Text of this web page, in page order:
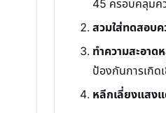
45 ครอบคลุมค
สวมใส่ทดสอบ
ทำความสะอาด
ป้องกันการเกิด
หลีกเลี่ยงแสง